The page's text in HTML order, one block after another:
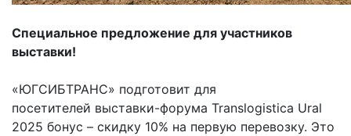
Специальное предложение для участников
выставки!
«ЮГСИБТРАНС» подготовит для
посетителей выставки-форума Translogistica Ural
2025 бонус – скидку 10% на первую перевозку. Это